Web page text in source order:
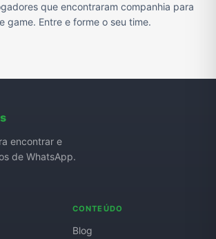
que encontraram companhia para
game. Entre e forme o seu time.
encontrar e
de WhatsApp.
CONTEÚDO
Blog